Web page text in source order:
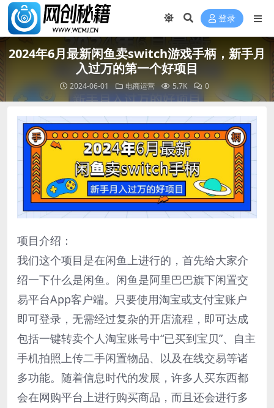
登录
2024年6月最新闲鱼卖switch游戏手柄，新手月
入过万的第一个好项目
2024-06-01 电商运营 5.7K 0
项目介绍：
我们这个项目是在闲鱼上进行的，首先给大家介
绍一下什么是闲鱼。闲鱼是阿里巴巴旗下闲置交
易平台App客户端。只要使用淘宝或支付宝账户
即可登录，无需经过复杂的开店流程，即可达成
包括一键转卖个人淘宝账号中“已买到宝贝”、自主
手机拍照上传二手闲置物品、以及在线交易等诸
多功能。随着信息时代的发展，许多人买东西都
会在网购平台上进行购买商品，而且还会进行多